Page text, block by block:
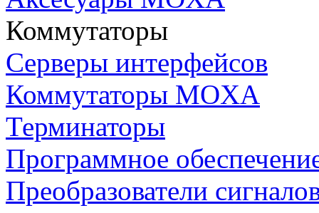
Коммутаторы
Серверы интерфейсов
Коммутаторы MOXA
Терминаторы
Программное
Преобразователи